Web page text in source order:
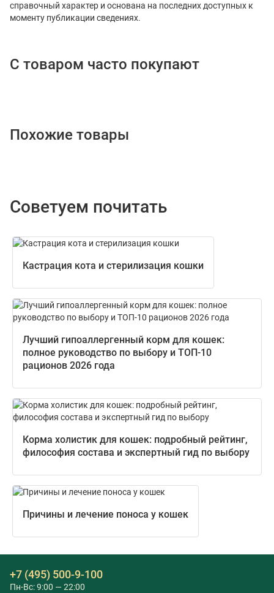
справочный характер и основана на последних доступных к
моменту публикации сведениях.
С товаром часто покупают
Похожие товары
Советуем почитать
Кастрация кота и стерилизация кошки
Лучший гипоаллергенный корм для кошек:
полное руководство по выбору и ТОП-10
рационов 2026 года
Корма холистик для кошек: подробный рейтинг,
философия состава и экспертный гид по выбору
Причины и лечение поноса у кошек
+7 (495) 500-9-100
Пн-Вс: 9:00 — 22:00